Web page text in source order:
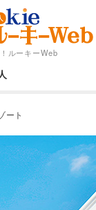
ルーキーWeb
ート